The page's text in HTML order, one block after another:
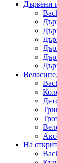
Дървени
На